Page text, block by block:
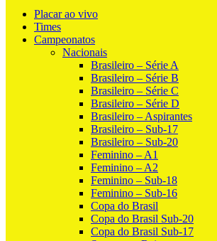
Placar ao vivo
Times
Campeonatos
Nacionais
Brasileiro – Série A
Brasileiro – Série B
Brasileiro – Série C
Brasileiro – Série D
Brasileiro – Aspirantes
Brasileiro – Sub-17
Brasileiro – Sub-20
Feminino – A1
Feminino – A2
Feminino – Sub-18
Feminino – Sub-16
Copa do Brasil
Copa do Brasil Sub-20
Copa do Brasil Sub-17